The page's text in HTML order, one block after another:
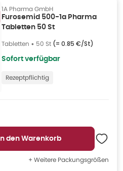
1A Pharma GmbH
Furosemid 500-1a Pharma
Tabletten 50 St
Tabletten • 50 St (= 0.85 €/St)
Sofort verfügbar
Rezeptpflichtig
In den Warenkorb
+ Weitere Packungsgrößen